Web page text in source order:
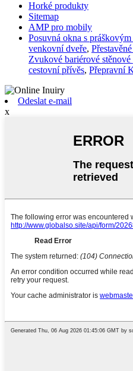
Horké produkty
Sitemap
AMP pro mobily
Posuvná okna s
venkovní dveře,
Zvukové bariérové ​​stěnové
cestovní přívěs, Přepravní
Odeslat e-mail
x